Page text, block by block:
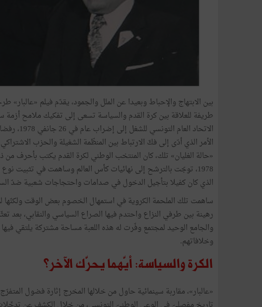
بين الابتهاج والإحباط وبعيدا عن الملل والجمود، يقدّم فيلم «عالبار»
طريفة للعلاقة بين كرة القدم والسياسة تسعى إلى تفكيك ملامح أزمة
الاتحاد
الأمر الذي أدّى إلى فكّ الارتباط بين المنظّمة الشغيلة والحزب
«حالة الغليان» تلك، كان المنتخب الوطني لكرة القدم يكتب
1978، توجّت بالترشح إلى نهائيات كأس العالم وساهمت في تثبيت
الذي كان كفيلا بتأجيل الدخول في صدامات واحتجاجات شعبية ضدّ
ساهمت تلك الملحمة الكروية في استمهال الخصوم بعض الوقت
رهينة بين طرفي النزاع واحتدم فيها الصراع السياسي والنقابي، بعد
والجامع الوحيد لمجتمع وفّرت له هذه اللعبة مساحة مشتركة يلتقي
وخلافاتهم.
الكرة والسياسة: أيّهما يحرّك الآخر؟
«عالبار»، مقاربة سينمائية حاول من خلالها المخرج إثارة فضول